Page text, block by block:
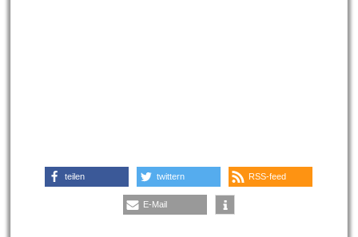
teilen twittern RSS-feed
E-Mail